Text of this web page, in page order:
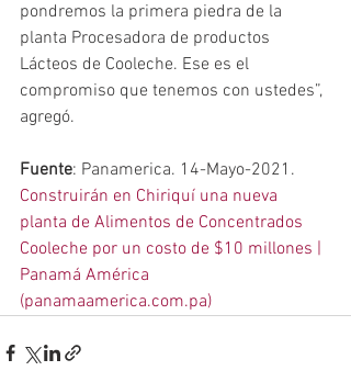
pondremos la primera piedra de la
planta Procesadora de productos
Lácteos de Cooleche. Ese es el
compromiso que tenemos con ustedes”,
agregó.
Fuente: Panamerica. 14-Mayo-2021.
Construirán en Chiriquí una nueva
planta de Alimentos de Concentrados
Cooleche por un costo de $10 millones |
Panamá América
(panamaamerica.com.pa)